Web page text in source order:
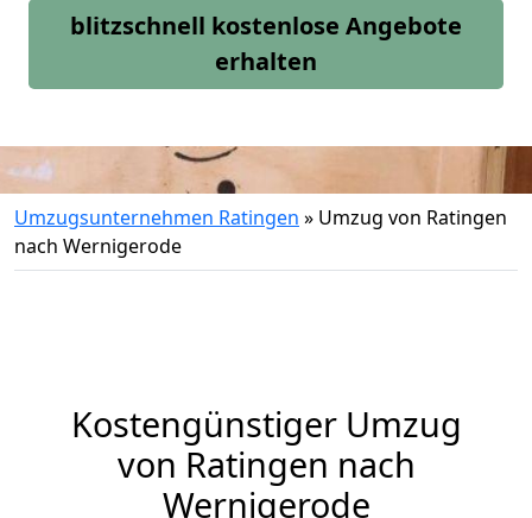
blitzschnell kostenlose Angebote
erhalten
Umzugsunternehmen Ratingen » Umzug von Ratingen
nach Wernigerode
Kostengünstiger Umzug
von Ratingen nach
Wernigerode